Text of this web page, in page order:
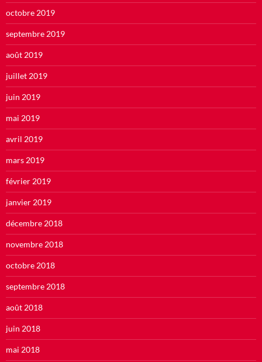
octobre 2019
septembre 2019
août 2019
juillet 2019
juin 2019
mai 2019
avril 2019
mars 2019
février 2019
janvier 2019
décembre 2018
novembre 2018
octobre 2018
septembre 2018
août 2018
juin 2018
mai 2018